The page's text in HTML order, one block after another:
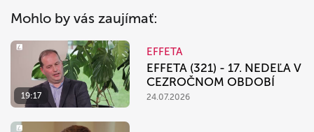
Mohlo by vás zaujímať:
19:17
EFFETA
EFFETA (321) - 17. NEDEĽA V
CEZROČNOM OBDOBÍ
24.07.2026